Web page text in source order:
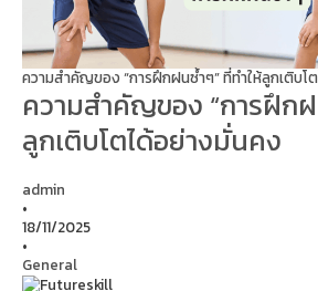
ความสำคัญของ “การฝึกฝนซ้ำๆ” ที่ทำให้ลูกเติบโ
ความสำคัญของ “การฝึก
ลูกเติบโตได้อย่างมั่นคง
admin
•
18/11/2025
•
General